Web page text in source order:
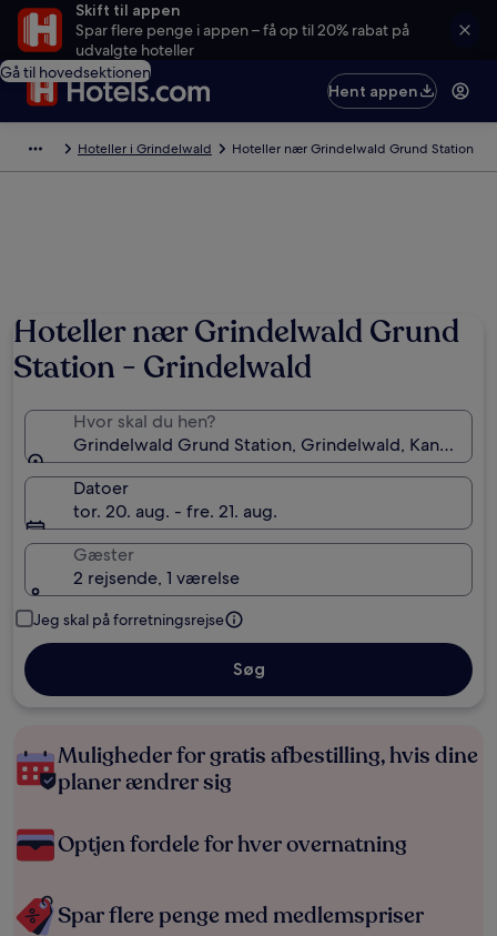
Skift til appen
Spar flere penge i appen – få op til 20% rabat på
udvalgte hoteller
Gå til hovedsektionen
Hent appen
Hoteller i Grindelwald Hoteller nær Grindelwald Grund Station
Hoteller nær Grindelwald Grund
Station - Grindelwald
Hvor skal du hen?
Grindelwald Grund Station, Grindelwald, Kanton
Datoer
tor. 20. aug. - fre. 21. aug.
Gæster
2 rejsende, 1 værelse
Jeg skal på forretningsrejse
Søg
Muligheder for gratis afbestilling, hvis dine
planer ændrer sig
Optjen fordele for hver overnatning
Spar flere penge med medlemspriser